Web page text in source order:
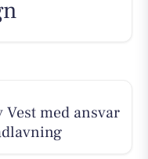
med ansvar